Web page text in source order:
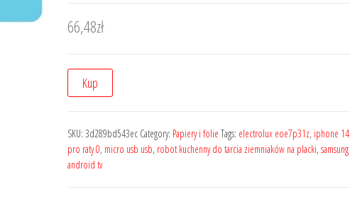
66,48zł
Kup
SKU: 3d289bd543ec Category: Papiery i folie Tags: electrolux eoe7p31z, iphone 14
pro raty 0, micro usb usb, robot kuchenny do tarcia ziemniaków na placki, samsung
android tv